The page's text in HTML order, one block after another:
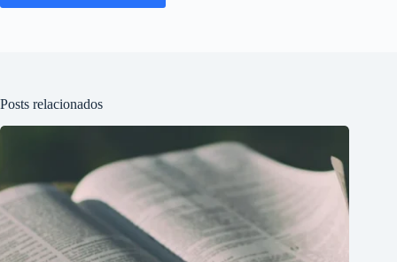
Posts relacionados